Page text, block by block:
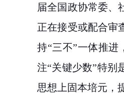
届全国政协常委、
正在接受或配合审
持“三不”一体推
注“关键少数”特别
思想上固本培元，